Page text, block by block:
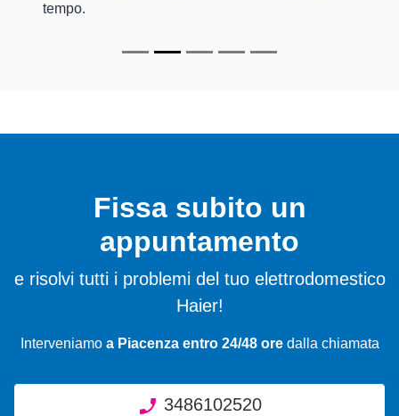
tempo.
Fissa subito un
appuntamento
e risolvi tutti i problemi del tuo elettrodomestico
Haier!
Interveniamo a Piacenza entro 24/48 oredalla chiamata
3486102520